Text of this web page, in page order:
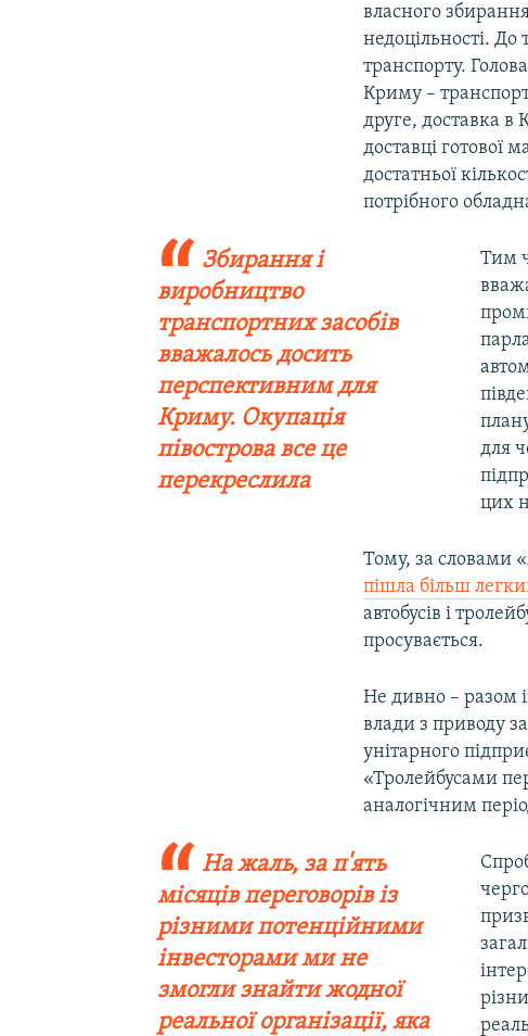
власного
недоцільності. До
транспорту.
Криму –
друге, доставка в
доставці
достатньої
потрібного
Збирання і
виробництво
транспортних засобів
вважалось досить
перспективним для
Криму. Окупація
півострова все це
перекреслила
Тим
для
цих
Тому, за словами
пішла більш
автобусів і
просувається.
Не дивно – разом
влади з приводу
унітарного
«Тролейбусами
аналогічним
На жаль, за п'ять
місяців переговорів із
різними потенційними
інвесторами ми не
змогли знайти жодної
реальної організації, яка